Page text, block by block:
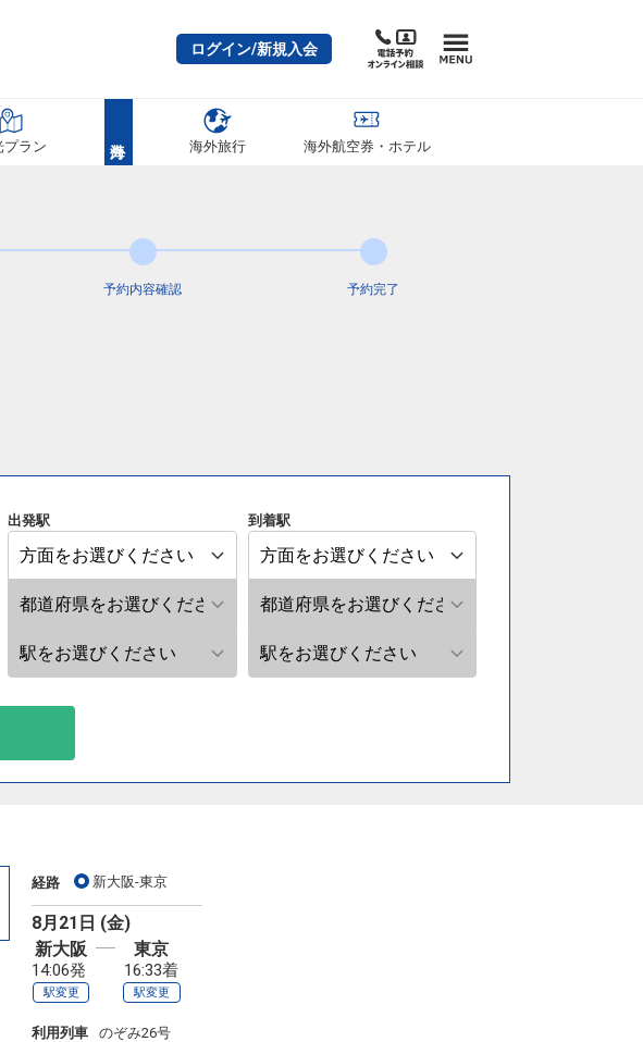
ログイン/新規入会
プラン 海外旅行 海外航空券・ホテル
予約内容確認 予約完了
出発駅 到着駅
経路 新大阪-東京
8月21日 (金)
新大阪
14:06発
駅変更
東京
16:33着
駅変更
利用列車 のぞみ26号